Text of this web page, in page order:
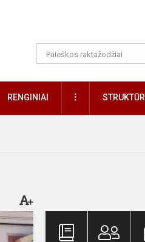
RENGINIAI DAUGIAU